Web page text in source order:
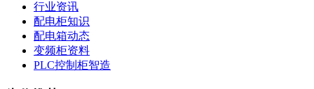
行业资讯
配电柜知识
配电箱动态
变频柜资料
PLC控制柜智造